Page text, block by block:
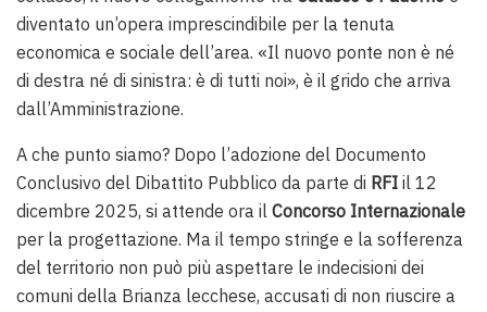
diventato un’opera imprescindibile per la tenuta
economica e sociale dell’area. «Il nuovo ponte non è né
di destra né di sinistra: è di tutti noi», è il grido che arriva
dall’Amministrazione.
A che punto siamo? Dopo l’adozione del Documento
Conclusivo del Dibattito Pubblico da parte di RFI il 12
dicembre 2025, si attende ora il Concorso Internazionale
per la progettazione. Ma il tempo stringe e la sofferenza
del territorio non può più aspettare le indecisioni dei
comuni della Brianza lecchese, accusati di non riuscire a